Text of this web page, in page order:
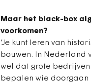
Maar het black-box
voorkomen?
‘Je kunt leren van
bouwen. In Nederland
wel dat grote
bepalen wie doorgaan